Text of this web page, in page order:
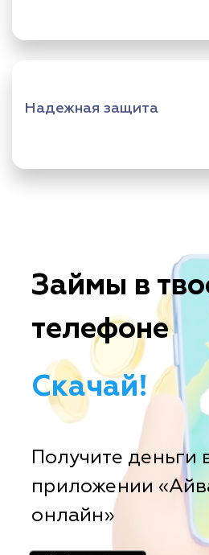
Надежная защита
Займы в
телефоне
Скачай!
Получите деньги
приложении
онлайн»